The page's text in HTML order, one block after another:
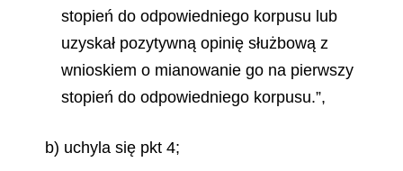
stopień do odpowiedniego korpusu lub
uzyskał pozytywną opinię służbową z
wnioskiem o mianowanie go na pierwszy
stopień do odpowiedniego korpusu.”,
b) uchyla się pkt 4;